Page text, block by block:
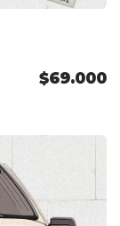
$69.000